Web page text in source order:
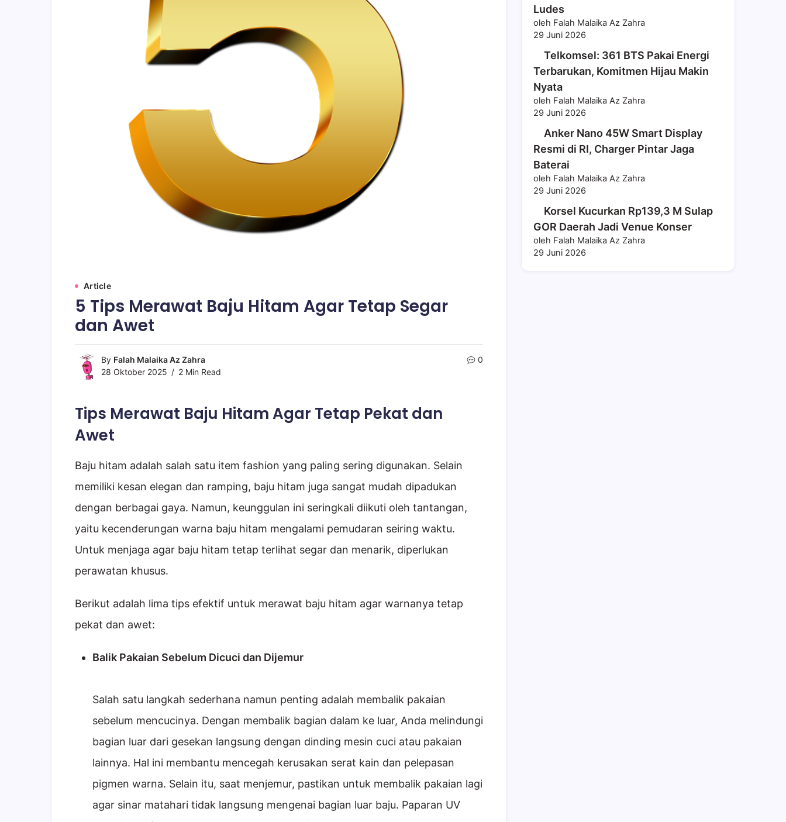
Article
5 Tips Merawat Baju Hitam Agar Tetap Segar
dan Awet
By Falah Malaika Az Zahra
28 Oktober 2025
2 Min Read
0
Tips Merawat Baju Hitam Agar Tetap Pekat dan
Awet
Baju hitam adalah salah satu item fashion yang paling sering digunakan. Selain
memiliki kesan elegan dan ramping, baju hitam juga sangat mudah dipadukan
dengan berbagai gaya. Namun, keunggulan ini seringkali diikuti oleh tantangan,
yaitu kecenderungan warna baju hitam mengalami pemudaran seiring waktu.
Untuk menjaga agar baju hitam tetap terlihat segar dan menarik, diperlukan
perawatan khusus.
Berikut adalah lima tips efektif untuk merawat baju hitam agar warnanya tetap
pekat dan awet:
Balik Pakaian Sebelum Dicuci dan Dijemur
Salah satu langkah sederhana namun penting adalah membalik pakaian
sebelum mencucinya. Dengan membalik bagian dalam ke luar, Anda melindungi
bagian luar dari gesekan langsung dengan dinding mesin cuci atau pakaian
lainnya. Hal ini membantu mencegah kerusakan serat kain dan pelepasan
pigmen warna. Selain itu, saat menjemur, pastikan untuk membalik pakaian lagi
agar sinar matahari tidak langsung mengenai bagian luar baju. Paparan UV
Ludes
oleh Falah Malaika Az Zahra
29 Juni 2026
Telkomsel: 361 BTS Pakai Energi
Terbarukan, Komitmen Hijau Makin
Nyata
oleh Falah Malaika Az Zahra
29 Juni 2026
Anker Nano 45W Smart Display
Resmi di RI, Charger Pintar Jaga
Baterai
oleh Falah Malaika Az Zahra
29 Juni 2026
Korsel Kucurkan Rp139,3 M Sulap
GOR Daerah Jadi Venue Konser
oleh Falah Malaika Az Zahra
29 Juni 2026